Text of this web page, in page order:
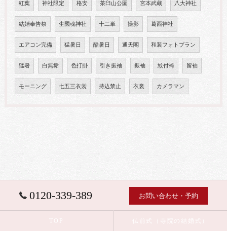
紅葉 神社限定 格安 茶臼山公園 宮本武蔵 八大神社
結婚奉告祭 生國魂神社 十二単 撮影 葛西神社
エアコン完備 猛暑日 酷暑日 通天閣 和装フォトプラン
猛暑 白無垢 色打掛 引き振袖 振袖 紋付袴 留袖
モーニング 七五三衣裳 持込禁止 衣裳 カメラマン
0120-339-389 お問い合わせ・予約